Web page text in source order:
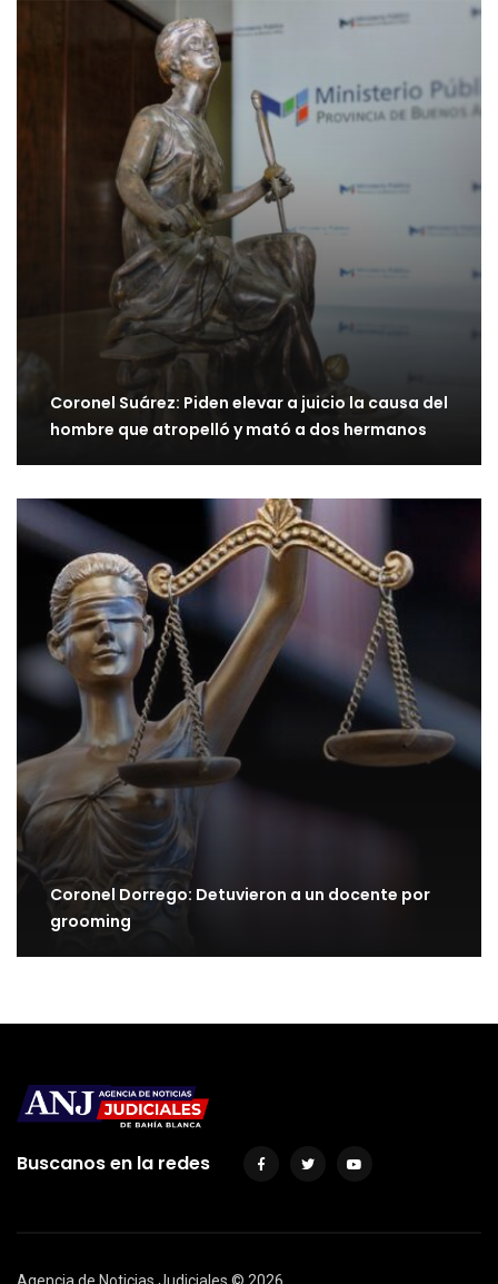
Coronel Suárez: Piden elevar a juicio la causa del
hombre que atropelló y mató a dos hermanos
Coronel Dorrego: Detuvieron a un docente por
grooming
Buscanos en la redes
Agencia de Noticias Judiciales © 2026